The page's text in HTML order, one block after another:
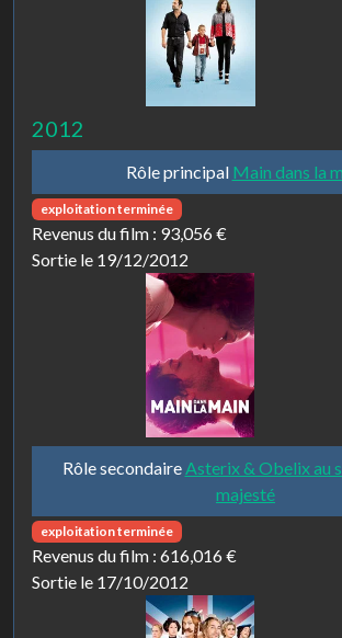
2012
Rôle principal Main dans la
exploitation terminée
Revenus du film : 93,056 €
Sortie le 19/12/2012
Rôle secondaireAsterix & Obelix au
majesté
exploitation terminée
Revenus du film : 616,016 €
Sortie le 17/10/2012